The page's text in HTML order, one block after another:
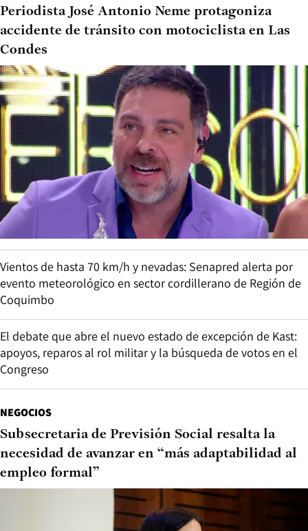
Periodista José Antonio Neme protagoniza
accidente de tránsito con motociclista en Las
Condes
Vientos de hasta 70 km/h y nevadas: Senapred alerta por
evento meteorológico en sector cordillerano de Región de
Coquimbo
El debate que abre el nuevo estado de excepción de Kast:
apoyos, reparos al rol militar y la búsqueda de votos en el
Congreso
NEGOCIOS
Subsecretaria de Previsión Social resalta la
necesidad de avanzar en “más adaptabilidad al
empleo formal”